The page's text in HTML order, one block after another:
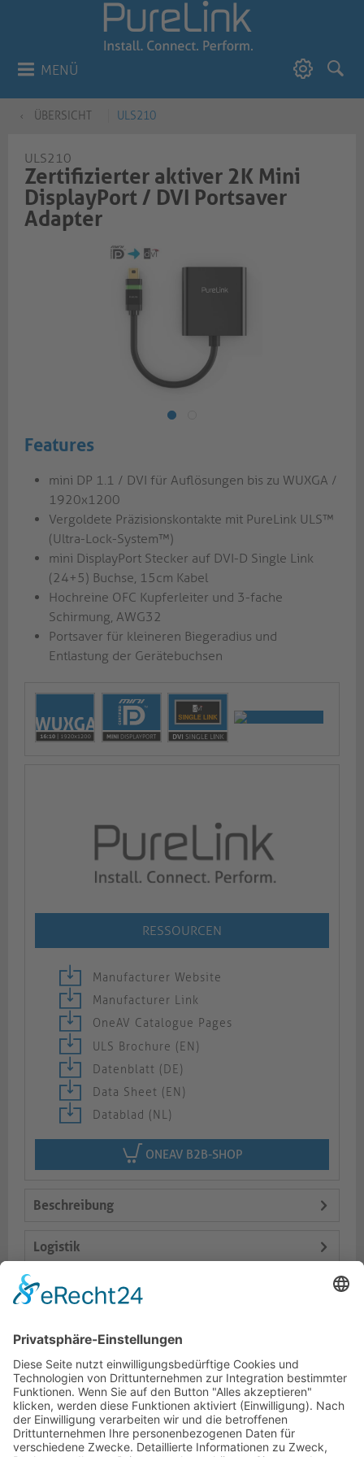
MENÜ
ÜBERSICHT ULS210
ULS210
Zertifizierter aktiver 2K Mini
DisplayPort / DVI Portsaver
Adapter
Features
mini DP 1.1 / DVI für Auflösungen bis zu WUXGA /
1920x1200
Vergoldete Präzisionskontakte mit PureLink ULS™
(Ultra-Lock-System™)
mini DisplayPort Stecker auf DVI-D Single Link
(24+5) Buchse, 15cm Kabel
Hochreine OFC Kupferleiter und 3-fache
Schirmung, AWG32
Portsaver für kleineren Biegeradius und
Entlastung der Gerätebuchsen
RESSOURCEN
Manufacturer Website
Manufacturer Link
OneAV Catalogue Pages
ULS Brochure (EN)
Datenblatt (DE)
Data Sheet (EN)
Datablad (NL)
ONEAV B2B-SHOP
Beschreibung
Logistik
Spezifikationen
Dokumente